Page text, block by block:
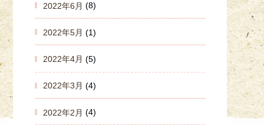
2022年6月 (8)
2022年5月 (1)
2022年4月 (5)
2022年3月 (4)
2022年2月 (4)